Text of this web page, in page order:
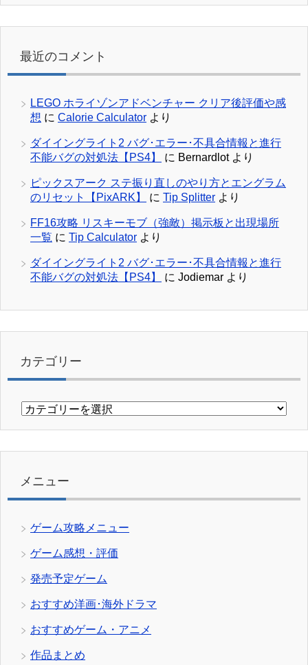
最近のコメント
LEGO ホライゾンアドベンチャー クリア後評価や感
想 に Calorie Calculator より
ダイイングライト2 バグ･エラー･不具合情報と進行
不能バグの対処法【PS4】
に Bernardlotより
ピックスアーク ステ振り直しのやり方とエングラム
のリセット【PixARK】
に Tip Splitter より
FF16攻略 リスキーモブ（強敵）掲示板と出現場所
一覧 に Tip Calculator より
ダイイングライト2 バグ･エラー･不具合情報と進行
不能バグの対処法【PS4】
に Jodiemar より
カテゴリー
カ
リ
メニュー
ゲーム攻略メニュー
ゲーム感想・評価
発売予定ゲーム
おすすめ洋画･海外ドラマ
おすすめゲーム・アニメ
作品まとめ